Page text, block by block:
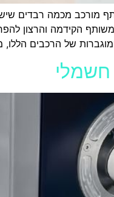
מורכב מכמה רבדים
הקידמה והרצון
של הרכבים